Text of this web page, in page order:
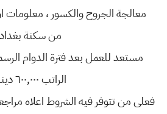
معالجة الجروح والكسور ، معلومات
من سكنة بغداد
مستعد للعمل بعد فترة الدوام
الراتب ٦٠٠,٠٠٠ دينار
فعلى من تتوفر فيه الشروط اعلاه